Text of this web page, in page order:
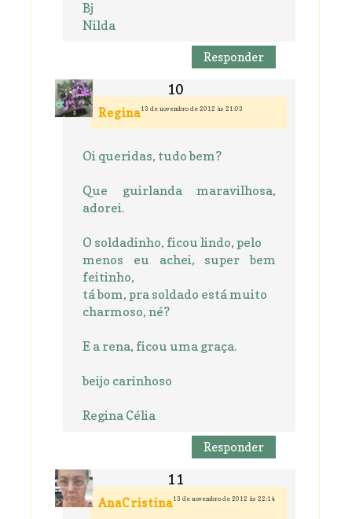
Bj
Nilda
Responder
Regina13 de novembro de 2012 às 21:03
Oi queridas, tudo bem?
Que guirlanda maravilhosa,
adorei.
O soldadinho, ficou lindo, pelo
menos eu achei, super bem
feitinho,
tá bom, pra soldado está muito
charmoso, né?
E a rena, ficou uma graça.
beijo carinhoso
Regina Célia
Responder
AnaCristina13 de novembro de 2012 às 22:14